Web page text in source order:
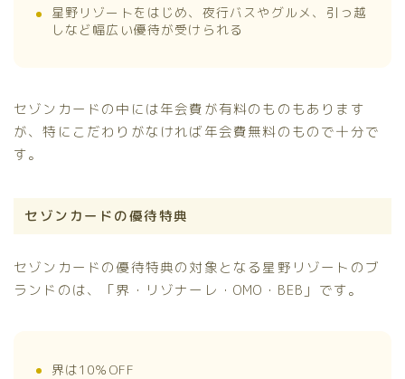
星野リゾートをはじめ、夜行バスやグルメ、引っ越
しなど幅広い優待が受けられる
セゾンカードの中には年会費が有料のものもあります
が、特にこだわりがなければ年会費無料のもので十分で
す。
セゾンカードの優待特典
セゾンカードの優待特典の対象となる星野リゾートのブ
ランドのは、「界・リゾナーレ・OMO・BEB」です。
界は10％OFF